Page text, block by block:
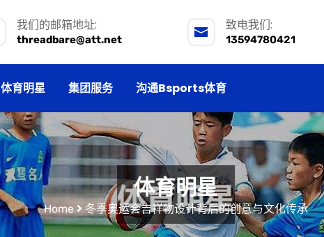
我们的邮箱地址:
threadbare@att.net
致电我们:
13594780421
体育明星 集团服务 沟通Bsports体育
体育明星
Home 冬季奥运会吉祥物设计背后的创意与文化传承